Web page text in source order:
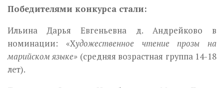
Победителями конкурса стали:
Ильина Дарья Евгеньевна д. Андрейково в
номинации: «Художественное чтение прозы на
марийском языке» (средняя возрастная группа 14-18
лет).